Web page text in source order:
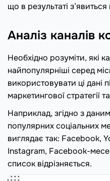
що в результаті
Аналіз каналів
Необхідно розуміти, які
найпопулярніші серед
використовувати ці дані
маркетингової стратегії
Наприклад, згідно з
популярних соціальних
виглядає так: Facebook,
Instagram, Facebook-
список відрізняється.